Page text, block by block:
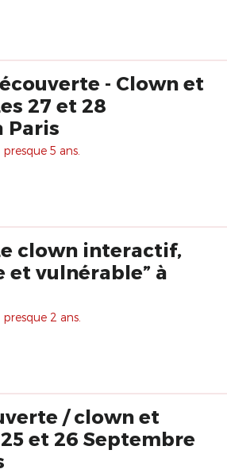
- Clown et
27 et 28
Paris
5 ans.
clown interactif,
vulnérable” à
2 ans.
/ clown et
et 26 Septembre